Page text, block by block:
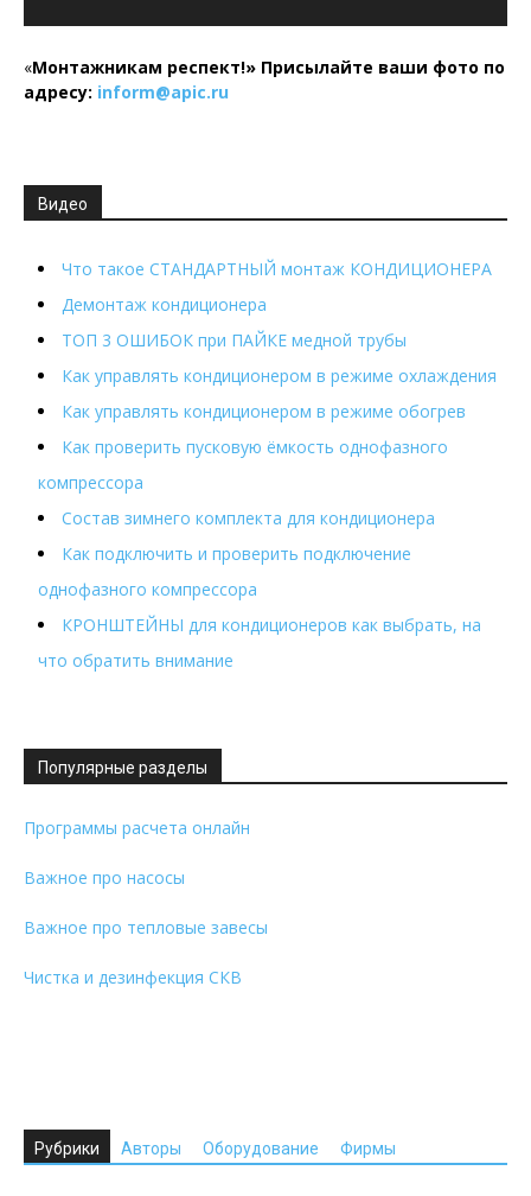
«Монтажникам респект!» Присылайте ваши фото по
адресу: inform@apic.ru
Видео
Что такое СТАНДАРТНЫЙ монтаж КОНДИЦИОНЕРА
Демонтаж кондиционера
ТОП 3 ОШИБОК при ПАЙКЕ медной трубы
Как управлять кондиционером в режиме охлаждения
Как управлять кондиционером в режиме обогрев
Как проверить пусковую ёмкость однофазного
компрессора
Состав зимнего комплекта для кондиционера
Как подключить и проверить подключение
однофазного компрессора
КРОНШТЕЙНЫ для кондиционеров как выбрать, на
что обратить внимание
Популярные разделы
Программы расчета онлайн
Важное про насосы
Важное про тепловые завесы
Чистка и дезинфекция СКВ
Рубрики Авторы Оборудование Фирмы